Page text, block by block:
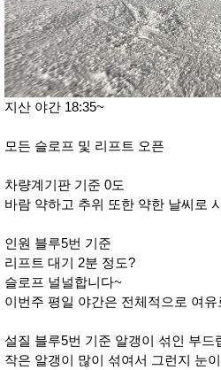
지산 야간 18:35~
모든 슬로프 및 리프트 오픈
차량계기판 기준 0도
바람 약하고 추위 또한 약한 날씨로
인원 블루5번 기준
리프트 대기 2분 정도?
슬로프 널널합니다~
이번주 평일 야간은 전체적으로 여유
설질 블루5번 기준 알갱이 섞인 부드
작은 알갱이 많이 섞여서 그런지 눈